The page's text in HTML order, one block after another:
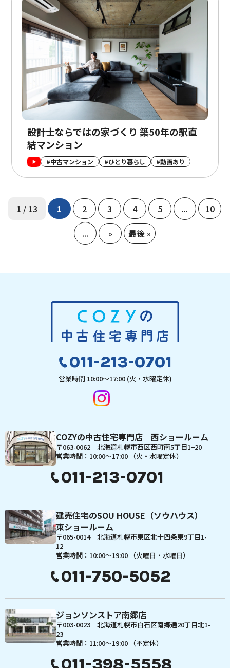
設計士ならではの家づくり 築50年の駅直
結マンション
#中古マンション #ひとり暮らし #動画あり
1 / 13 1 2 3 4 5 ...
10
...
» 最後 »
011-213-0701
営業時間 10:00〜17:00 (火・水曜定休)
COZYの中古住宅専門店 西ショールーム
〒063-0062 北海道札幌市西区西町南5丁目1−20
営業時間：10:00〜17:00 （火・水曜定休）
011-213-0701
建売住宅のSOU HOUSE（ソウハウス）
東ショールーム
〒065-0014 北海道札幌市東区北十四条東9丁目1-
12
営業時間：10:00〜19:00 （火曜日・水曜日）
011-750-5052
ジョンソンストア南郷店
〒003-0023 北海道札幌市白石区南郷通20丁目北1-
23
営業時間：11:00〜19:00 （不定休）
011-398-5558